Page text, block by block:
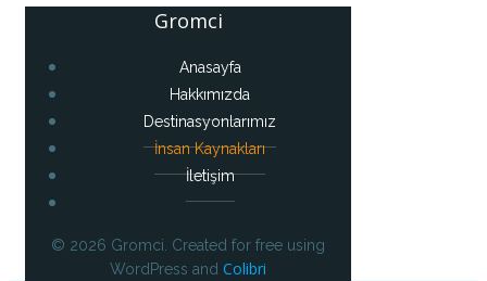
Gromci
Anasayfa
Hakkımızda
Destinasyonlarımız
İnsan Kaynakları
İletişim
© 2026 Gromci. Created for free using
WordPress and Colibri